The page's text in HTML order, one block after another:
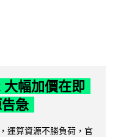
幅加價在即
急
運算資源不勝負荷，官